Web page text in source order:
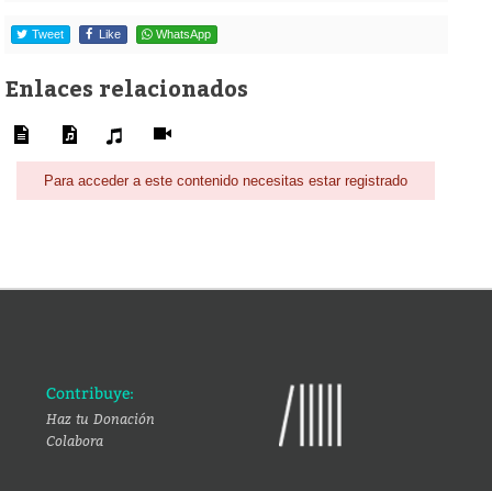
Tweet Like WhatsApp
Enlaces relacionados
Para acceder a este contenido necesitas estar registrado
Contribuye:
Haz tu Donación
Colabora